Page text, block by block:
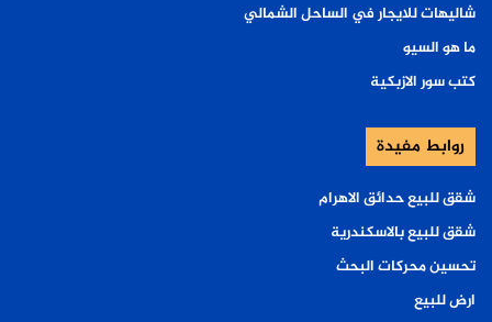
شاليهات للايجار في الساحل الشمالي
ما هو السيو
كتب سور الازبكية
روابط مفيدة
شقق للبيع حدائق الاهرام
شقق للبيع بالاسكندرية
تحسين محركات البحث
ارض للبيع